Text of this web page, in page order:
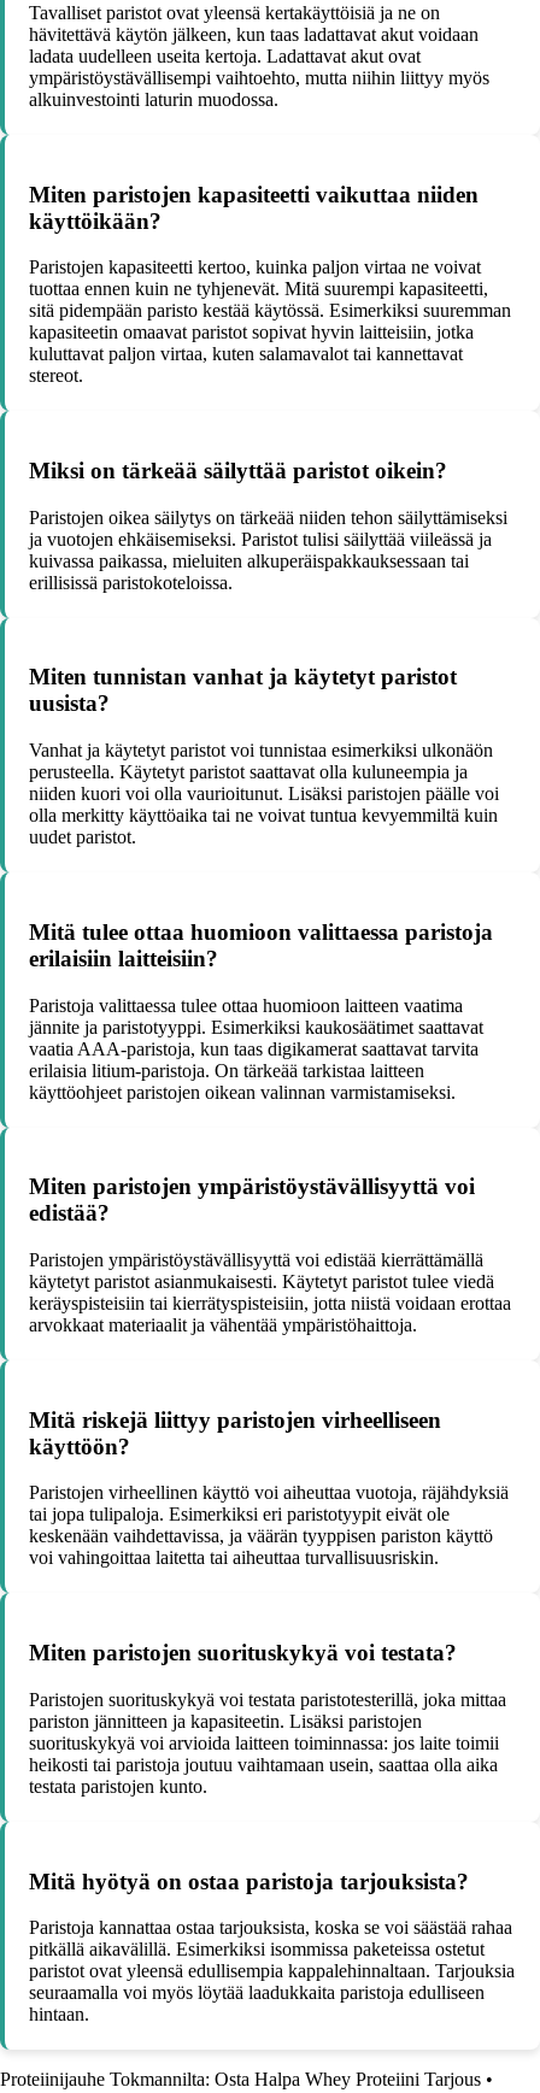
Tavalliset paristot ovat yleensä kertakäyttöisiä ja ne on
hävitettävä käytön jälkeen, kun taas ladattavat akut voidaan
ladata uudelleen useita kertoja. Ladattavat akut ovat
ympäristöystävällisempi vaihtoehto, mutta niihin liittyy myös
alkuinvestointi laturin muodossa.
Miten paristojen kapasiteetti vaikuttaa niiden
käyttöikään?
Paristojen kapasiteetti kertoo, kuinka paljon virtaa ne voivat
tuottaa ennen kuin ne tyhjenevät. Mitä suurempi kapasiteetti,
sitä pidempään paristo kestää käytössä. Esimerkiksi suuremman
kapasiteetin omaavat paristot sopivat hyvin laitteisiin, jotka
kuluttavat paljon virtaa, kuten salamavalot tai kannettavat
stereot.
Miksi on tärkeää säilyttää paristot oikein?
Paristojen oikea säilytys on tärkeää niiden tehon säilyttämiseksi
ja vuotojen ehkäisemiseksi. Paristot tulisi säilyttää viileässä ja
kuivassa paikassa, mieluiten alkuperäispakkauksessaan tai
erillisissä paristokoteloissa.
Miten tunnistan vanhat ja käytetyt paristot
uusista?
Vanhat ja käytetyt paristot voi tunnistaa esimerkiksi ulkonäön
perusteella. Käytetyt paristot saattavat olla kuluneempia ja
niiden kuori voi olla vaurioitunut. Lisäksi paristojen päälle voi
olla merkitty käyttöaika tai ne voivat tuntua kevyemmiltä kuin
uudet paristot.
Mitä tulee ottaa huomioon valittaessa paristoja
erilaisiin laitteisiin?
Paristoja valittaessa tulee ottaa huomioon laitteen vaatima
jännite ja paristotyyppi. Esimerkiksi kaukosäätimet saattavat
vaatia AAA-paristoja, kun taas digikamerat saattavat tarvita
erilaisia litium-paristoja. On tärkeää tarkistaa laitteen
käyttöohjeet paristojen oikean valinnan varmistamiseksi.
Miten paristojen ympäristöystävällisyyttä voi
edistää?
Paristojen ympäristöystävällisyyttä voi edistää kierrättämällä
käytetyt paristot asianmukaisesti. Käytetyt paristot tulee viedä
keräyspisteisiin tai kierrätyspisteisiin, jotta niistä voidaan erottaa
arvokkaat materiaalit ja vähentää ympäristöhaittoja.
Mitä riskejä liittyy paristojen virheelliseen
käyttöön?
Paristojen virheellinen käyttö voi aiheuttaa vuotoja, räjähdyksiä
tai jopa tulipaloja. Esimerkiksi eri paristotyypit eivät ole
keskenään vaihdettavissa, ja väärän tyyppisen pariston käyttö
voi vahingoittaa laitetta tai aiheuttaa turvallisuusriskin.
Miten paristojen suorituskykyä voi testata?
Paristojen suorituskykyä voi testata paristotesterillä, joka mittaa
pariston jännitteen ja kapasiteetin. Lisäksi paristojen
suorituskykyä voi arvioida laitteen toiminnassa: jos laite toimii
heikosti tai paristoja joutuu vaihtamaan usein, saattaa olla aika
testata paristojen kunto.
Mitä hyötyä on ostaa paristoja tarjouksista?
Paristoja kannattaa ostaa tarjouksista, koska se voi säästää rahaa
pitkällä aikavälillä. Esimerkiksi isommissa paketeissa ostetut
paristot ovat yleensä edullisempia kappalehinnaltaan. Tarjouksia
seuraamalla voi myös löytää laadukkaita paristoja edulliseen
hintaan.
Proteiinijauhe Tokmannilta: Osta Halpa Whey Proteiini Tarjous •